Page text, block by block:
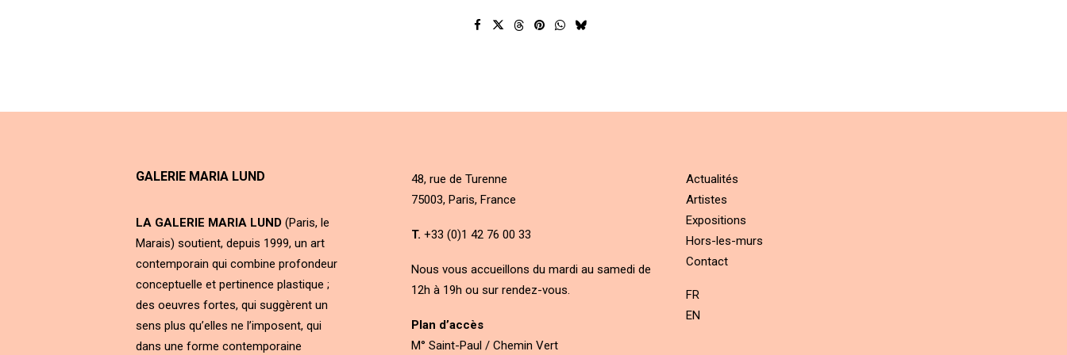
GALERIE MARIA LUND
LA GALERIE MARIA LUND (Paris, le
Marais) soutient, depuis 1999, un art
contemporain qui combine profondeur
conceptuelle et pertinence plastique ;
des oeuvres fortes, qui suggèrent un
sens plus qu’elles ne l’imposent, qui
dans une forme contemporaine
48, rue de Turenne
75003, Paris, France
T. +33 (0)1 42 76 00 33
Nous vous accueillons du mardi au samedi de
12h à 19h ou sur rendez-vous.
Plan d’accès
M° Saint-Paul / Chemin Vert
Actualités
Artistes
Expositions
Hors-les-murs
Contact
FR
EN